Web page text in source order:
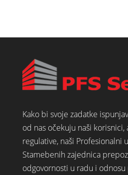
Kako bi svoje zadatke
od nas očekuju naši korisnici,
regulative, naši Profesionalni
Stamebenih zajednica
odgovornosti u radu i